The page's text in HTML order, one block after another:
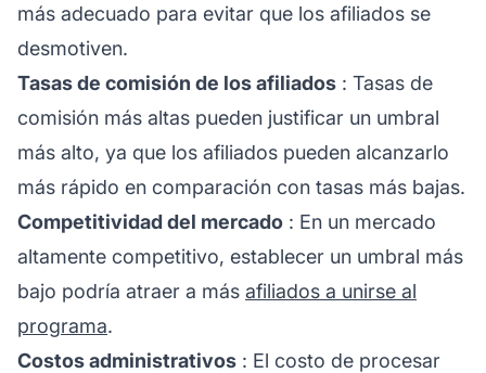
más adecuado para evitar que los afiliados se
desmotiven.
Tasas de comisión de los afiliados : Tasas de
comisión más altas pueden justificar un umbral
más alto, ya que los afiliados pueden alcanzarlo
más rápido en comparación con tasas más bajas.
Competitividad del mercado : En un mercado
altamente competitivo, establecer un umbral más
bajo podría atraer a más afiliados a unirse al
programa.
Costos administrativos : El costo de procesar